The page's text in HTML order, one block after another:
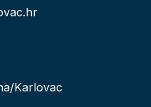
Karlovac